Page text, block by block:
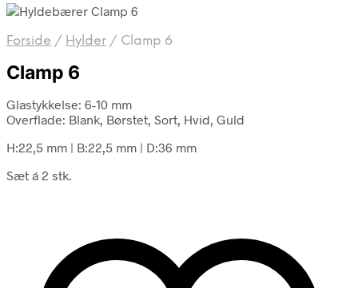
Forside / Hylder / Clamp 6
Clamp 6
Glastykkelse: 6-10 mm
Overflade: Blank, Børstet, Sort, Hvid, Guld
H:22,5 mm | B:22,5 mm | D:36 mm
Sæt á 2 stk.